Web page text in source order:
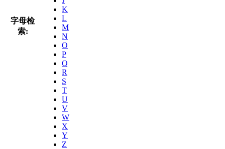
字母检
索:
K
L
M
N
O
P
Q
R
S
T
U
V
W
X
Y
Z